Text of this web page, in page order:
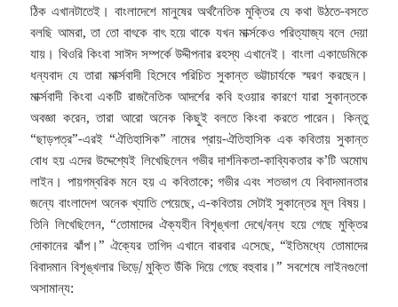
ঠিক এখানটাতেই। বাংলাদেশে মানুষের অর্থনৈতিক মুক্তির যে কথা উঠতে-বসতে
বলছি আমরা, তা তো বাৎকে বাৎ হয়ে থাকে যখন মার্ক্সকেও পরিত্যাজ্য বলে দেয়া
যায়। থিওরি কিংবা সাঈদ সম্পর্কে উদ্দীপনার রহস্য এখানেই। বাংলা একাডেমিকে
ধন্যবাদ যে তারা মার্ক্সবাদী হিসেবে পরিচিত সুকান্ত ভট্টাচার্যকে স্মরণ করছেন।
মার্ক্সবাদী কিংবা একটি রাজনৈতিক আদর্শের কবি হওয়ার কারণে যারা সুকান্তকে
অবজ্ঞা করেন, তারা আরো অনেক কিছুই বলতে কিংবা করতে পারেন। কিন্তু
“ছাড়পত্র”-এরই “ঐতিহাসিক” নামের প্রায়-ঐতিহাসিক এক কবিতায় সুকান্ত
বোধ হয় এদের উদ্দেশ্যেই লিখেছিলেন গভীর দার্শনিকতা-কাব্যিকতার ক’টি অমোঘ
লাইন। পায়গম্বরিক মনে হয় এ কবিতাকে; গভীর এবং শতভাগ যে বিবাদমানতার
জন্যে বাংলাদেশ অনেক খ্যাতি পেয়েছে, এ-কবিতায় সেটাই সুকান্তের মূল বিষয়।
তিনি লিখেছিলেন, “তোমাদের ঐক্যহীন বিশৃঙ্খলা দেখে/বন্ধ হয়ে গেছে মুক্তির
দোকানের ঝাঁপ।” ঐক্যের তাগিদ এখানে বারবার এসেছে, “ইতিমধ্যে তোমাদের
বিবাদমান বিশৃঙ্খলার ভিড়ে/ মুক্তি উঁকি দিয়ে গেছে বহুবার।” সবশেষে লাইনগুলো
অসামান্য: